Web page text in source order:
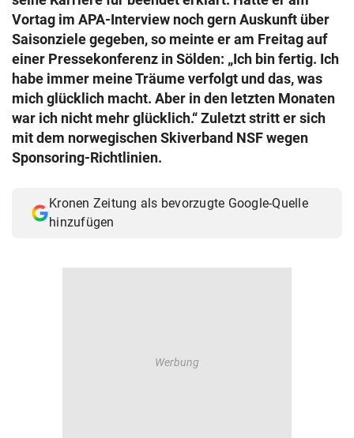
Vortag im APA-Interview noch gern Auskunft über
Saisonziele gegeben, so meinte er am Freitag auf
einer Pressekonferenz in Sölden: „Ich bin fertig. Ich
habe immer meine Träume verfolgt und das, was
mich glücklich macht. Aber in den letzten Monaten
war ich nicht mehr glücklich.“ Zuletzt stritt er sich
mit dem norwegischen Skiverband NSF wegen
Sponsoring-Richtlinien.
Kronen Zeitung als bevorzugte Google-Quelle
hinzufügen